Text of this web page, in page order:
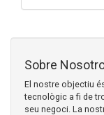
Sobre
El nostre objectiu
tecnològic a fi de
seu negoci. La